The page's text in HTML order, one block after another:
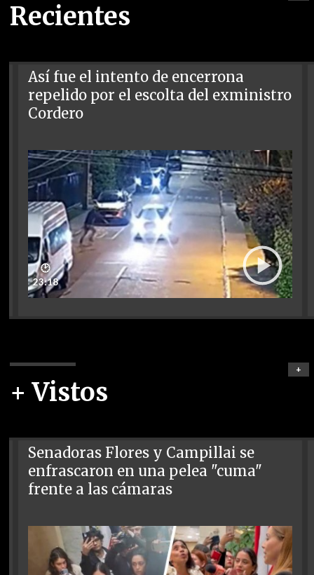
Recientes
Así fue el intento de encerrona
repelido por el escolta del exministro
Cordero
🕑
23:18
+ Vistos
+
Senadoras Flores y Campillai se
enfrascaron en una pelea "cuma"
frente a las cámaras